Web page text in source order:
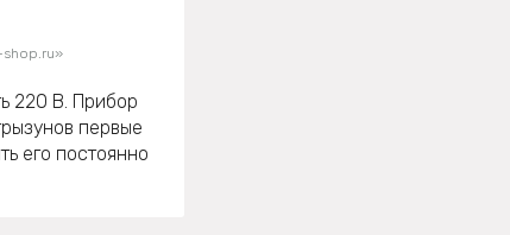
shop.ru»
220 В. Прибор
первые
его постоянно